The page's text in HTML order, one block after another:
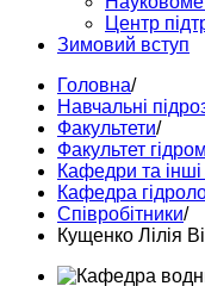
Центр
Зимовий вступ
Головна/
Навчальні
Факультети/
Факультет
Кафедри та інші
Кафедра
Співробітники/
Кущенко Лілія